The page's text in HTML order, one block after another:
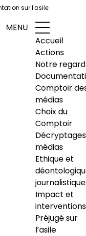
sur l'asile
MENU
Accueil
Actions
Notre regard
Comptoir
médias
Choix du
Comptoir
Décryptages
médias
Ethique et
journalistique
Impact et
interventions
Préjugé sur
l’asile